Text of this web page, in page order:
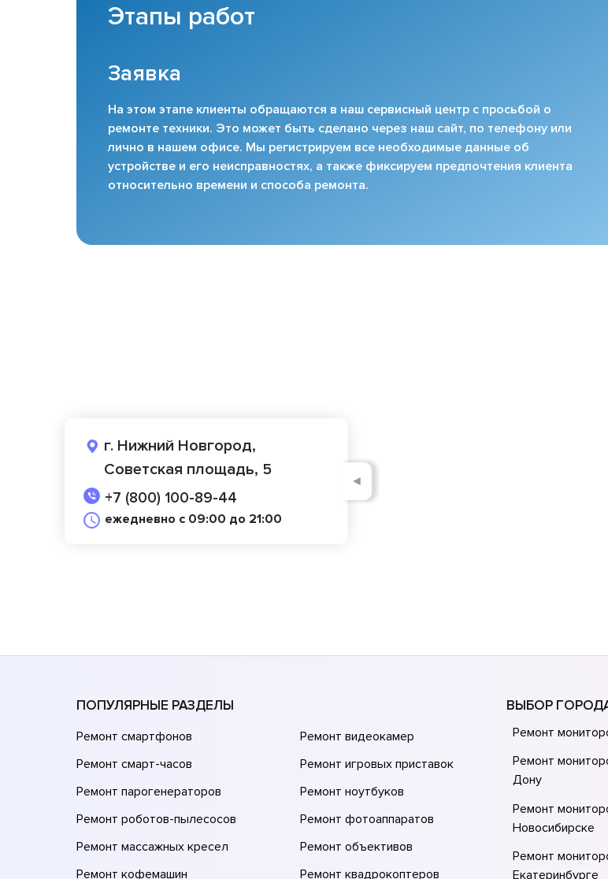
Этапы работ
Заявка
На этом этапе клиенты обращаются в наш сервисный центр с просьбой о
ремонте техники. Это может быть сделано через наш сайт, по телефону или
лично в нашем офисе. Мы регистрируем все необходимые данные об
устройстве и его неисправностях, а также фиксируем предпочтения клиента
относительно времени и способа ремонта.
г. Нижний Новгород,
Советская площадь, 5
+7 (800) 100-89-44
ежедневно с 09:00 до 21:00
◄
ПОПУЛЯРНЫЕ РАЗДЕЛЫ
Ремонт смартфонов
Ремонт смарт-часов
Ремонт парогенераторов
Ремонт роботов-пылесосов
Ремонт массажных кресел
Ремонт кофемашин
Ремонт видеокамер
Ремонт игровых приставок
Ремонт ноутбуков
Ремонт фотоаппаратов
Ремонт объективов
Ремонт квадрокоптеров
ВЫБОР
Ремонт
Ремонт
Донy
Ремонт
Новосибирске
Ремонт
Екатеринбурге